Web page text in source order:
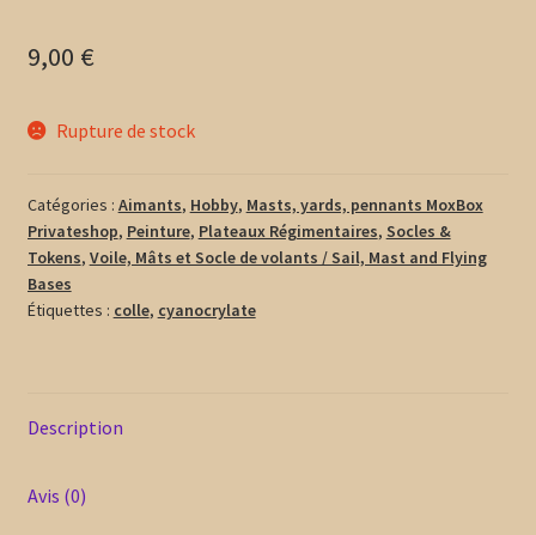
9,00 €
Rupture de stock
Catégories : Aimants, Hobby, Masts, yards, pennants MoxBox
Privateshop, Peinture, Plateaux Régimentaires, Socles &
Tokens, Voile, Mâts et Socle de volants / Sail, Mast and Flying
Bases
Étiquettes : colle, cyanocrylate
Description
Avis (0)